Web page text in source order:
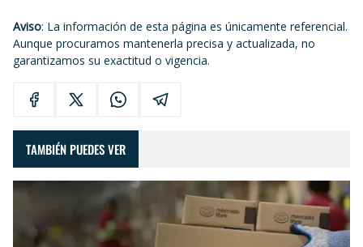
Aviso: La información de esta página es únicamente referencial.
Aunque procuramos mantenerla precisa y actualizada, no
garantizamos su exactitud o vigencia.
TAMBIÉN PUEDES VER